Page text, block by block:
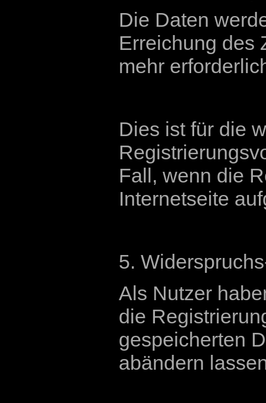
Die Daten
Erreichung des
mehr
Dies ist für die
Fall, wenn die
Internetseite
5.
Als Nutzer
die
gespeicherten
abändern